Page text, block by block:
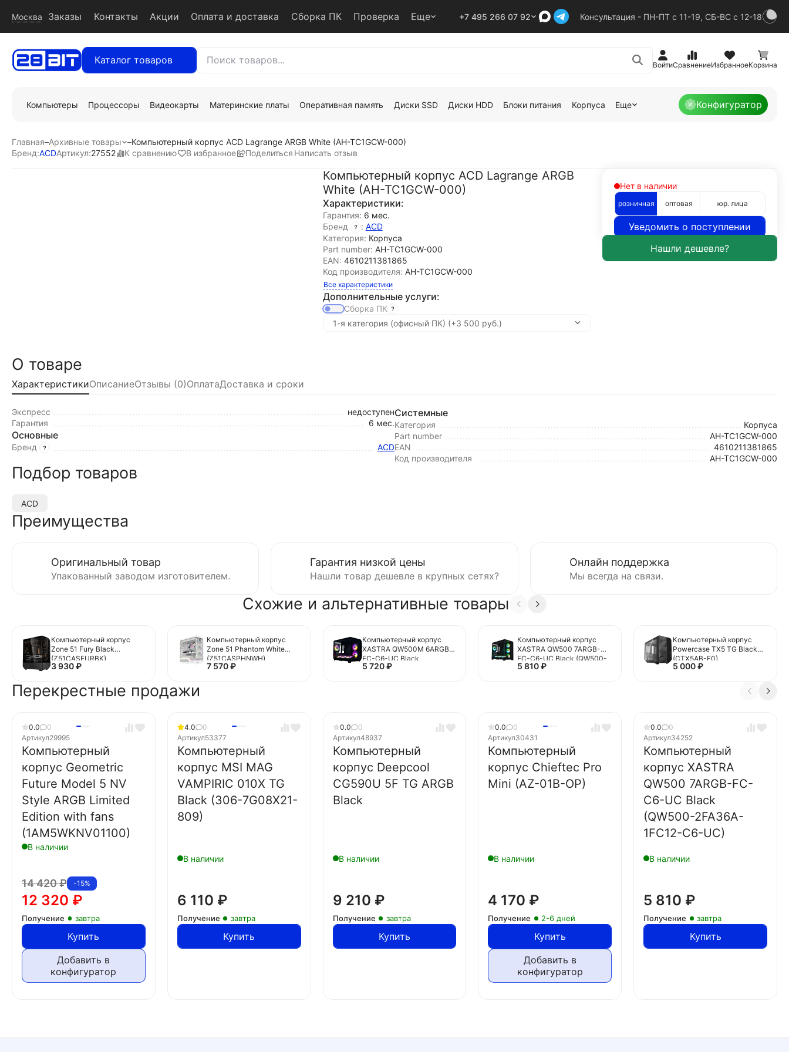
Москва Заказы Контакты Акции Оплата и доставка Сборка ПК Проверка Еще +7 495 266 07 92 Консультация - ПН-ПТ с 11-19, СБ-ВС с 12-18
Каталог товаров ВойтиСравнениеИзбранноеКорзина
Компьютеры Процессоры Видеокарты Материнские платы Оперативная память Диски SSD Диски HDD Блоки питания Корпуса Еще Конфигуратор
Главная–Архивные товары –Компьютерный корпус ACD Lagrange ARGB White (AH-TC1GCW-000)
Бренд:ACDАртикул:27552 К сравнению В избранное Поделиться Написать отзыв
Компьютерный корпус ACD Lagrange ARGB
White (AH-TC1GCW-000)
Характеристики:
Гарантия: 6 мес.
Бренд
: ACD
Категория: Корпуса
Part number: AH-TC1GCW-000
EAN: 4610211381865
Код производителя: AH-TC1GCW-000
Все характеристики
Дополнительные услуги:
Сборка ПК
Нет в наличии
розничная оптовая юр. лица
Уведомить о поступлении
О товаре
ХарактеристикиОписаниеОтзывы (0)ОплатаДоставка и сроки
Экспресс
недоступен
Гарантия
6 мес.
Основные
Бренд ACD
Системные
Категория
Корпуса
Part number
AH-TC1GCW-000
EAN
4610211381865
Код производителя
AH-TC1GCW-000
Подбор товаров
ACD
Преимущества
Оригинальный товар
Упакованный заводом изготовителем.
Гарантия низкой цены
Нашли товар дешевле в крупных сетях?
Онлайн поддержка
Мы всегда на связи.
Схожие и альтернативные товары
Компьютерный корпус
Zone 51 Fury Black
(Z51CASFURBK)
3 930₽
Компьютерный корпус
Zone 51 Phantom White
(Z51CASPHNWH)
7 570₽
Компьютерный корпус
XASTRA QW500M 6ARGB-
FC-C6-UC Black
(QW500M-1FA36A-
5 720₽
Компьютерный корпус
XASTRA QW500 7ARGB-
FC-C6-UC Black (QW500-
2FA36A-1FC12-C6-UC)
5 810₽
Компьютерный корпус
Powercase TX5 TG Black
(CTX5AB-F0)
5 000₽
Перекрестные продажи
0.0
0
Артикул29995
Компьютерный
корпус Geometric
Future Model 5 NV
Style ARGB Limited
Edition with fans
(1AM5WKNV01100)
В наличии
-15%
14 420₽
12 320 ₽
Получение завтра
Купить
Добавить в
конфигуратор
4.0
0
Артикул53377
Компьютерный
корпус MSI MAG
VAMPIRIC 010X TG
Black (306-7G08X21-
809)
В наличии
6 110 ₽
Получение завтра
Купить
0.0
0
Артикул48937
Компьютерный
корпус Deepcool
CG590U 5F TG ARGB
Black
В наличии
9 210 ₽
Получение завтра
Купить
0.0
0
Артикул30431
Компьютерный
корпус Chieftec Pro
Mini (AZ-01B-OP)
В наличии
4 170 ₽
Получение 2-6 дней
Купить
Добавить в
конфигуратор
0.0
0
Артикул34252
Компьютерный
корпус XASTRA
QW500 7ARGB-FC-
C6-UC Black
(QW500-2FA36A-
1FC12-C6-UC)
В наличии
5 810 ₽
Получение завтра
Купить